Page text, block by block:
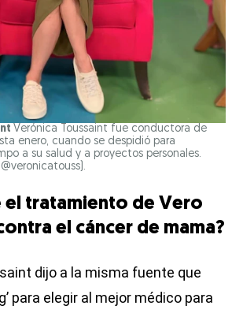
Verónica Toussaint fue conductora de
enero, cuando se despidió para
a su salud y a proyectos personales.
el tratamiento de Vero
el cáncer de mama?
dijo a la misma fuente que
para elegir al mejor médico para